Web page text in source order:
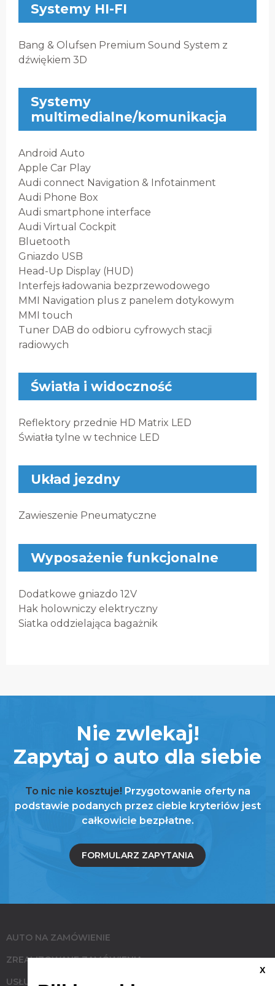
Systemy HI-FI
Bang & Olufsen Premium Sound System z
dźwiękiem 3D
Systemy
multimedialne/komunikacja
Android Auto
Apple Car Play
Audi connect Navigation & Infotainment
Audi Phone Box
Audi smartphone interface
Audi Virtual Cockpit
Bluetooth
Gniazdo USB
Head-Up Display (HUD)
Interfejs ładowania bezprzewodowego
MMI Navigation plus z panelem dotykowym
MMI touch
Tuner DAB do odbioru cyfrowych stacji
radiowych
Światła i widoczność
Reflektory przednie HD Matrix LED
Światła tylne w technice LED
Układ jezdny
Zawieszenie Pneumatyczne
Wyposażenie funkcjonalne
Dodatkowe gniazdo 12V
Hak holowniczy elektryczny
Siatka oddzielająca bagażnik
Nie zwlekaj!
Zapytaj o auto dla siebie
To nic nie kosztuje! Przygotowanie oferty na
podstawie podanych przez ciebie kryteriów jest
całkowicie bezpłatne.
FORMULARZ ZAPYTANIA
AUTO NA ZAMÓWIENIE
ZREALIZOWANE ZAMÓWIENIA
USŁUGI
X